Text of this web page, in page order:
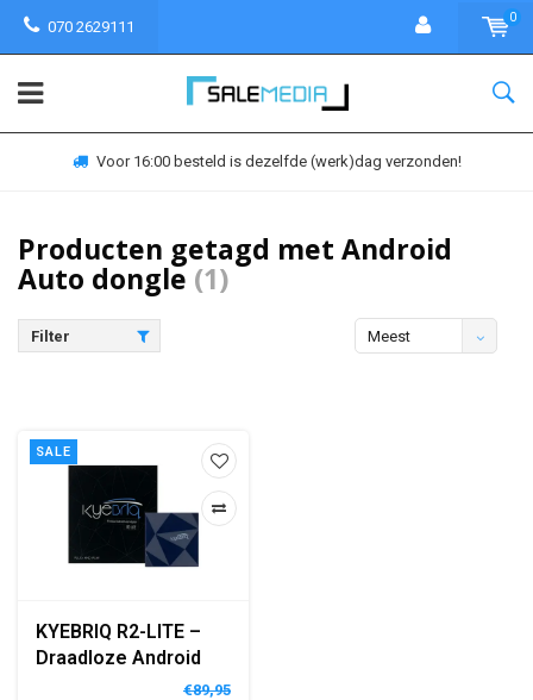
070 2629111
0
Voor 16:00 besteld is dezelfde (werk)dag verzonden!
Producten getagd met Android
Auto dongle (1)
Filter
Meest
SALE
KYEBRIQ R2-LITE –
Draadloze Android
Auto Adapter voor€89,95